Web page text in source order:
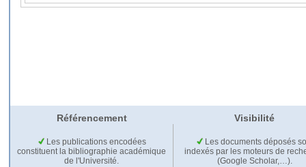
Référencement Visibilité
Les publications encodées
constituent la bibliographie académique
de l'Université.
Les documents déposés
indexés par les moteurs de
(Google Scholar,…).